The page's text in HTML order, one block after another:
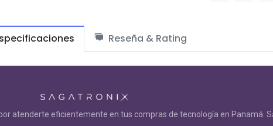
Reseña & Rating
atenderte eficientemente en tus compras de tecnología en Panamá.